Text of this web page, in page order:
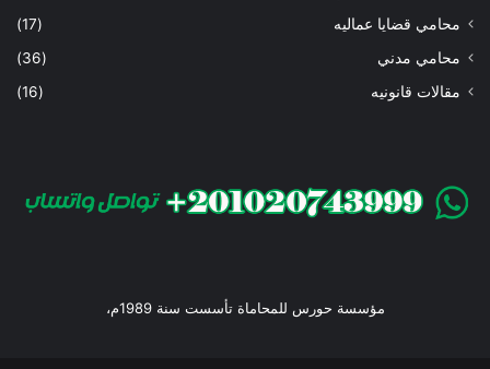
محامي قضايا عماليه
(17)
محامي مدني
(36)
مقالات قانونيه
(16)
مؤسسة حورس للمحاماة تأسست سنة 1989م،